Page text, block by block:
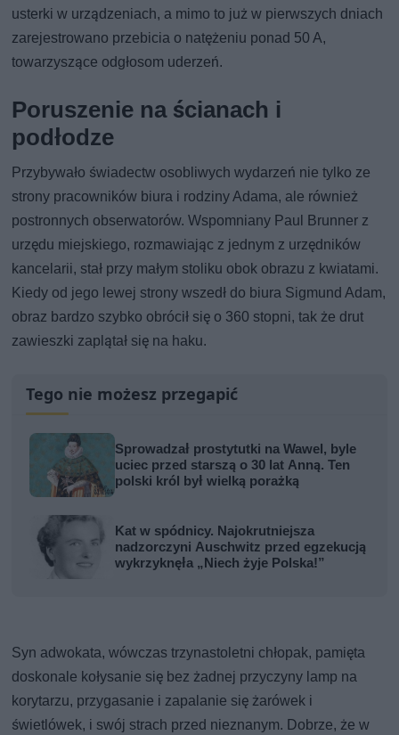
usterki w urządzeniach, a mimo to już w pierwszych dniach
zarejestrowano przebicia o natężeniu ponad 50 A,
towarzyszące odgłosom uderzeń.
Poruszenie na ścianach i
podłodze
Przybywało świadectw osobliwych wydarzeń nie tylko ze
strony pracowników biura i rodziny Adama, ale również
postronnych obserwatorów. Wspomniany Paul Brunner z
urzędu miejskiego, rozmawiając z jednym z urzędników
kancelarii, stał przy małym stoliku obok obrazu z kwiatami.
Kiedy od jego lewej strony wszedł do biura Sigmund Adam,
obraz bardzo szybko obrócił się o 360 stopni, tak że drut
zawieszki zaplątał się na haku.
Tego nie możesz przegapić
Sprowadzał prostytutki na Wawel, byle
uciec przed starszą o 30 lat Anną. Ten
polski król był wielką porażką
Kat w spódnicy. Najokrutniejsza
nadzorczyni Auschwitz przed egzekucją
wykrzyknęła „Niech żyje Polska!”
Syn adwokata, wówczas trzynastoletni chłopak, pamięta
doskonale kołysanie się bez żadnej przyczyny lamp na
korytarzu, przygasanie i zapalanie się żarówek i
świetlówek, i swój strach przed nieznanym. Dobrze, że w